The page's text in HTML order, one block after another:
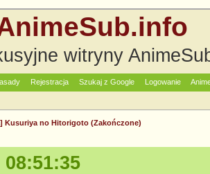
witryny
Rejestracja Szukaj z Google Logowanie
Kusuriya no Hitorigoto (Zakończone)
08:51:35